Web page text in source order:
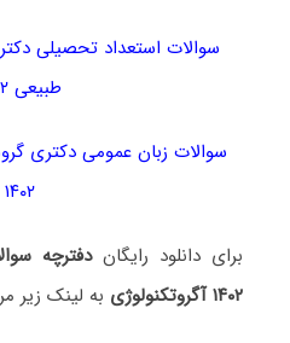
سوالات استعداد تحصیلی
طبیعی ۱۴۰۲
سوالات زبان عمومی دکتری
۱۴۰۲
برای دانلود رایگاندفترچه
۱۴۰۲ آگروتکنولوژی
به لینک زیر